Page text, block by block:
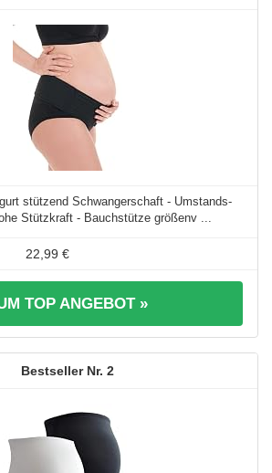
stützend Schwangerschaft - Umstands-
Stützkraft - Bauchstütze größenv ...
22,99 €
TOP ANGEBOT »
2